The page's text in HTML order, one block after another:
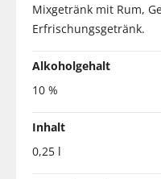
Mixgetränk mit Rum,
Erfrischungsgetränk.
Alkoholgehalt
10 %
Inhalt
0,25 l